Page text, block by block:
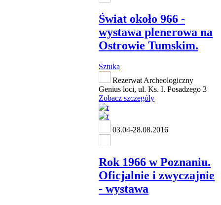
Świat około 966 -
wystawa plenerowa na
Ostrowie Tumskim.
Sztuka
Rezerwat Archeologiczny
Genius loci, ul. Ks. I. Posadzego 3
Zobacz szczegóły
03.04-28.08.2016
Rok 1966 w Poznaniu.
Oficjalnie i zwyczajnie
- wystawa